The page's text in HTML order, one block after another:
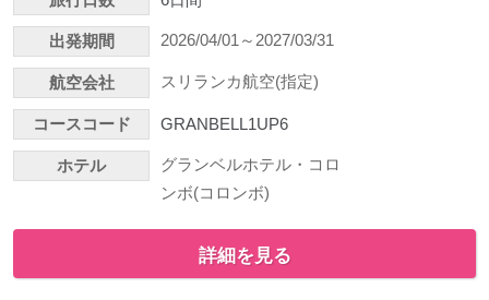
出発期間 2026/04/01～2027/03/31
航空会社 スリランカ航空(指定)
コースコード GRANBELL1UP6
ホテル
グランベルホテル・コロ
ンボ(コロンボ)
詳細を見る